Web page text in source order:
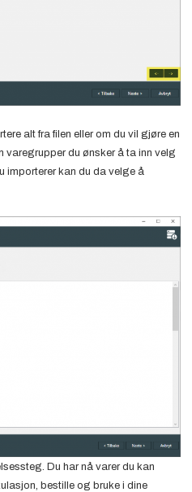
alt fra filen eller om du vil gjøre en
varegrupper du ønsker å ta inn velg
importerer kan du da velge å
Du har nå varer du kan
bestille og bruke i dine